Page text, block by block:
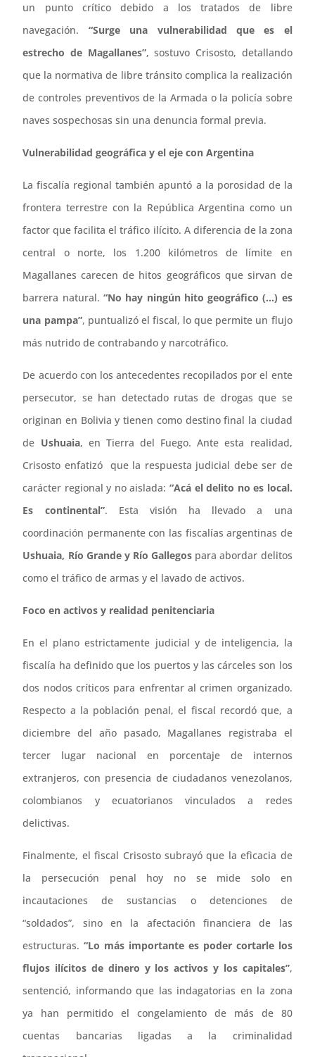
un punto crítico debido a los tratados de libre
navegación. “Surge una vulnerabilidad que es el
estrecho de Magallanes”, sostuvo Crisosto, detallando
que la normativa de libre tránsito complica la realización
de controles preventivos de la Armada o la policía sobre
naves sospechosas sin una denuncia formal previa.
Vulnerabilidad geográfica y el eje con Argentina
La fiscalía regional también apuntó a la porosidad de la
frontera terrestre con la República Argentina como un
factor que facilita el tráfico ilícito. A diferencia de la zona
central o norte, los 1.200 kilómetros de límite en
Magallanes carecen de hitos geográficos que sirvan de
barrera natural. “No hay ningún hito geográfico (…) es
una pampa”, puntualizó el fiscal, lo que permite un flujo
más nutrido de contrabando y narcotráfico.
De acuerdo con los antecedentes recopilados por el ente
persecutor, se han detectado rutas de drogas que se
originan en Bolivia y tienen como destino final la ciudad
de Ushuaia, en Tierra del Fuego. Ante esta realidad,
Crisosto enfatizó que la respuesta judicial debe ser de
carácter regional y no aislada: “Acá el delito no es local.
Es continental”. Esta visión ha llevado a una
coordinación permanente con las fiscalías argentinas de
Ushuaia, Río Grande y Río Gallegos para abordar delitos
como el tráfico de armas y el lavado de activos.
Foco en activos y realidad penitenciaria
En el plano estrictamente judicial y de inteligencia, la
fiscalía ha definido que los puertos y las cárceles son los
dos nodos críticos para enfrentar al crimen organizado.
Respecto a la población penal, el fiscal recordó que, a
diciembre del año pasado, Magallanes registraba el
tercer lugar nacional en porcentaje de internos
extranjeros, con presencia de ciudadanos venezolanos,
colombianos y ecuatorianos vinculados a redes
delictivas.
Finalmente, el fiscal Crisosto subrayó que la eficacia de
la persecución penal hoy no se mide solo en
incautaciones de sustancias o detenciones de
“soldados”, sino en la afectación financiera de las
estructuras.“Lo más importante es poder cortarle los
flujos ilícitos de dinero y los activos y los capitales”,
sentenció, informando que las indagatorias en la zona
ya han permitido el congelamiento de más de 80
cuentas bancarias ligadas a la criminalidad